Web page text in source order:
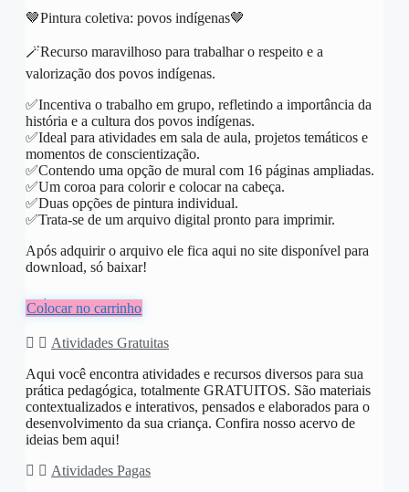
🤎Pintura coletiva: povos indígenas🤎
🪄Recurso maravilhoso para trabalhar o respeito e a
valorização dos povos indígenas.
✅️Incentiva o trabalho em grupo, refletindo a importância da
história e a cultura dos povos indígenas.
✅️Ideal para atividades em sala de aula, projetos temáticos e
momentos de conscientização.
✅️Contendo uma opção de mural com 16 páginas ampliadas.
✅️Um coroa para colorir e colocar na cabeça.
✅️Duas opções de pintura individual.
✅️Trata-se de um arquivo digital pronto para imprimir.
Após adquirir o arquivo ele fica aqui no site disponível para
download, só baixar!
R$10,00
Colocar no carrinho
Atividades Gratuitas
Aqui você encontra atividades e recursos diversos para sua
prática pedagógica, totalmente GRATUITOS. São materiais
contextualizados e interativos, pensados e elaborados para o
desenvolvimento da sua criança. Confira nosso acervo de
ideias bem aqui!
Atividades Pagas